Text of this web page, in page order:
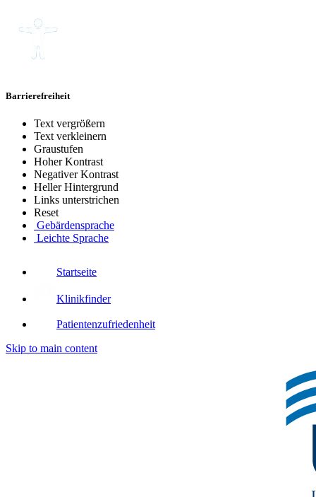
Barrierefreiheit
Text vergrößern
Text verkleinern
Graustufen
Hoher Kontrast
Negativer Kontrast
Heller Hintergrund
Links unterstrichen
Reset
Gebärdensprache
Leichte Sprache
Startseite
Klinikfinder
Patientenzufriedenheit
Skip to main content